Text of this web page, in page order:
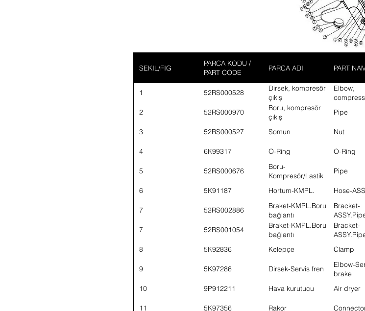
SEKIL/FIG
PARCA KODU /
PART CODE
PARCA ADI PART
1 52RS000528
Dirsek, kompresör
çıkış
Elbow,
2 52RS000970
Boru, kompresör
çıkış
Pipe
3 52RS000527 Somun Nut
4 6K99317 O-Ring O-Ring
5 52RS000676
Boru-
Kompresör/Lastik
Pipe
6 5K91187 Hortum-KMPL. Hose-
7 52RS002886
Braket-KMPL.Boru
bağlantı
Bracket-
mounting
7 52RS001054
Braket-KMPL.Boru
bağlantı
Bracket-
8 5K92836 Kelepçe Clamp
9 5K97286 Dirsek-Servis fren
Elbow-
brake
10 9P912211 Hava kurutucu Air dryer
11 5K97356 Rakor